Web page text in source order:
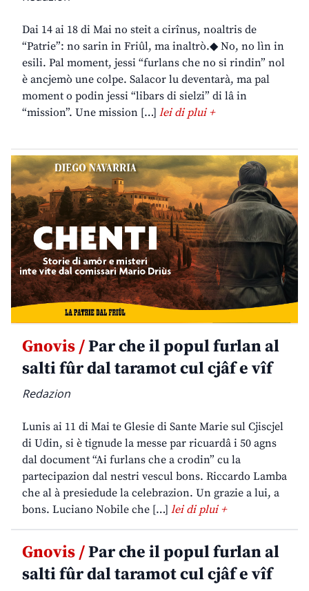
Dai 14 ai 18 di Mai no steit a cirînus, noaltris de
“Patrie”: no sarin in Friûl, ma inaltrò.◆ No, no lìn in
esili. Pal moment, jessi “furlans che no si rindin” nol
è ancjemò une colpe. Salacor lu deventarà, ma pal
moment o podin jessi “libars di sielzi” di lâ in
“mission”. Une mission […] lei di plui +
Gnovis /Par che il popul furlan al
salti fûr dal taramot cul cjâf e vîf
Redazion
Lunis ai 11 di Mai te Glesie di Sante Marie sul Cjiscjel
di Udin, si è tignude la messe par ricuardâ i 50 agns
dal document “Ai furlans che a crodin” cu la
partecipazion dal nestri vescul bons. Riccardo Lamba
che al à presiedude la celebrazion. Un grazie a lui, a
bons. Luciano Nobile che […] lei di plui +
Gnovis /Par che il popul furlan al
salti fûr dal taramot cul cjâf e vîf